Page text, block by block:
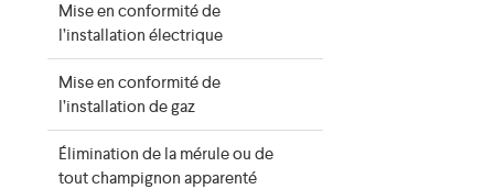
Mise en conformité de
l’installation électrique
Mise en conformité de
l’installation de gaz
Élimination de la mérule ou de
tout champignon apparenté